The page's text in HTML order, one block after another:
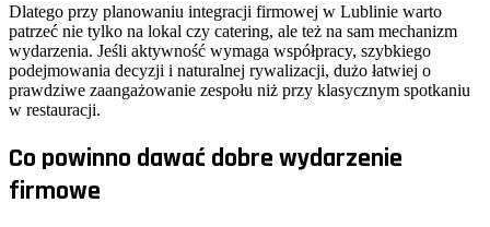
Dlatego przy planowaniu integracji firmowej w Lublinie warto
patrzeć nie tylko na lokal czy catering, ale też na sam mechanizm
wydarzenia. Jeśli aktywność wymaga współpracy, szybkiego
podejmowania decyzji i naturalnej rywalizacji, dużo łatwiej o
prawdziwe zaangażowanie zespołu niż przy klasycznym spotkaniu
w restauracji.
Co powinno dawać dobre wydarzenie
firmowe